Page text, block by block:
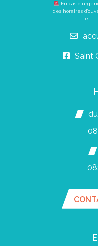
En cas
des horaires
Saint